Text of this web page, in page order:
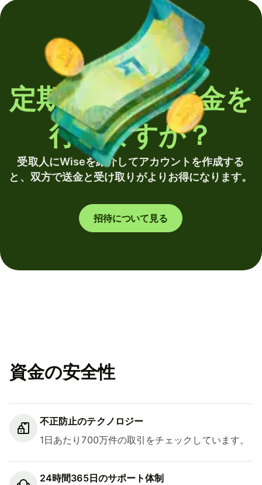
定期的に海外送金を
行いますか？
受取人にWiseを紹介してアカウントを作成する
と、双方で送金と受け取りがよりお得になります。
招待について見る
資金の安全性
不正防止のテクノロジー
1日あたり700万件の取引をチェックしています。
24時間365日のサポート体制